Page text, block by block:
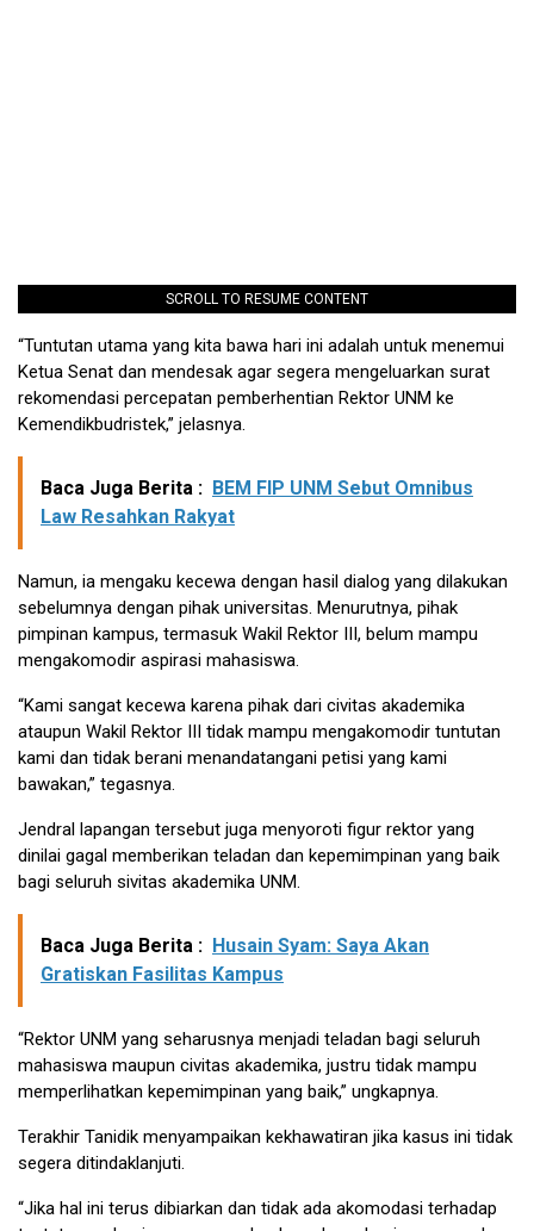
SCROLL TO RESUME CONTENT
“Tuntutan utama yang kita bawa hari ini adalah untuk menemui
Ketua Senat dan mendesak agar segera mengeluarkan surat
rekomendasi percepatan pemberhentian Rektor UNM ke
Kemendikbudristek,” jelasnya.
Baca Juga Berita : BEM FIP UNM Sebut Omnibus
Law Resahkan Rakyat
Namun, ia mengaku kecewa dengan hasil dialog yang dilakukan
sebelumnya dengan pihak universitas. Menurutnya, pihak
pimpinan kampus, termasuk Wakil Rektor III, belum mampu
mengakomodir aspirasi mahasiswa.
“Kami sangat kecewa karena pihak dari civitas akademika
ataupun Wakil Rektor III tidak mampu mengakomodir tuntutan
kami dan tidak berani menandatangani petisi yang kami
bawakan,” tegasnya.
Jendral lapangan tersebut juga menyoroti figur rektor yang
dinilai gagal memberikan teladan dan kepemimpinan yang baik
bagi seluruh sivitas akademika UNM.
Baca Juga Berita : Husain Syam: Saya Akan
Gratiskan Fasilitas Kampus
“Rektor UNM yang seharusnya menjadi teladan bagi seluruh
mahasiswa maupun civitas akademika, justru tidak mampu
memperlihatkan kepemimpinan yang baik,” ungkapnya.
Terakhir Tanidik menyampaikan kekhawatiran jika kasus ini tidak
segera ditindaklanjuti.
“Jika hal ini terus dibiarkan dan tidak ada akomodasi terhadap